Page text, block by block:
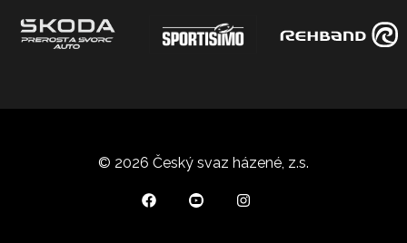
© 2026 Český svaz házené, z.s.